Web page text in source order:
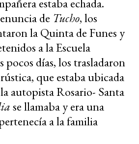
estaba echada.
de Tucho, los
la Quinta de Funes y
a la Escuela
pocos días, los trasladaron
que estaba ubicada
autopista Rosario- Santa
se llamaba y era una
a la familia